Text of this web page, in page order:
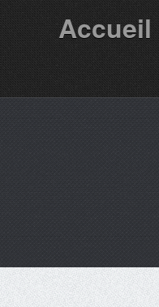
Accueil
Partenaires